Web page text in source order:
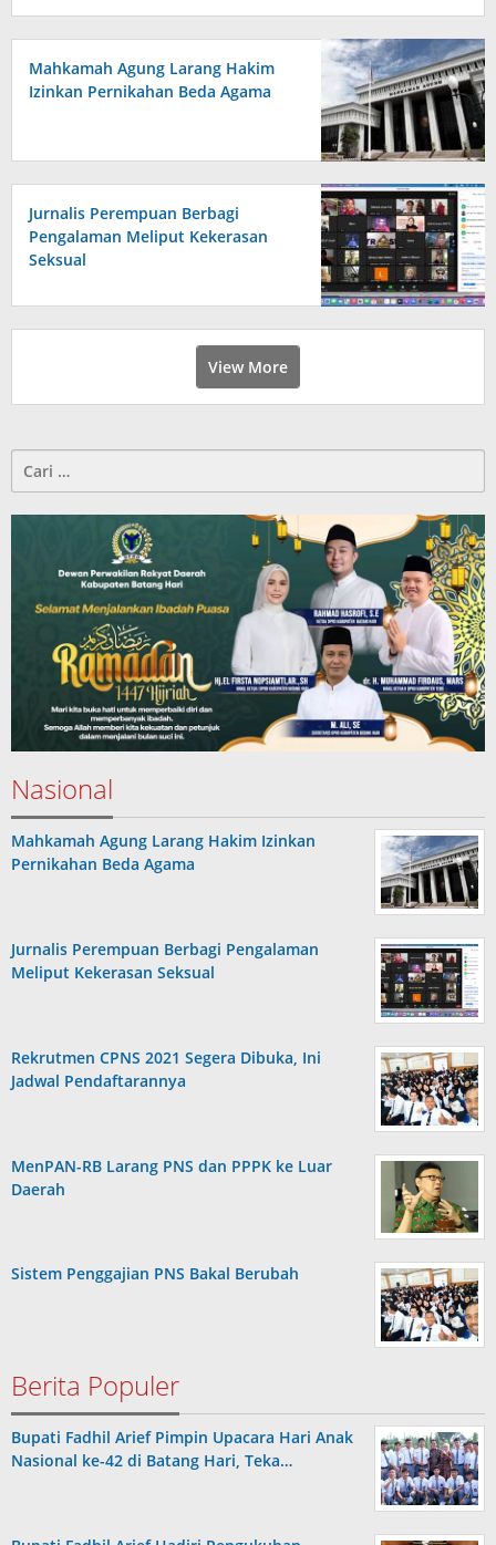
Mahkamah Agung Larang Hakim
Izinkan Pernikahan Beda Agama
Jurnalis Perempuan Berbagi
Pengalaman Meliput Kekerasan
Seksual
View More
untuk:
Nasional
Mahkamah Agung Larang Hakim Izinkan
Pernikahan Beda Agama
Jurnalis Perempuan Berbagi Pengalaman
Meliput Kekerasan Seksual
Rekrutmen CPNS 2021 Segera Dibuka, Ini
Jadwal Pendaftarannya
MenPAN-RB Larang PNS dan PPPK ke Luar
Daerah
Sistem Penggajian PNS Bakal Berubah
Berita Populer
Bupati Fadhil Arief Pimpin Upacara Hari Anak
Nasional ke-42 di Batang Hari, Teka…